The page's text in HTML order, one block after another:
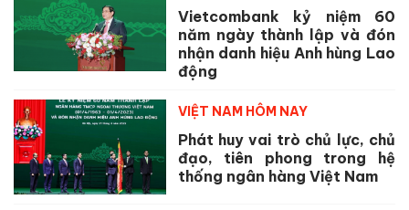
Vietcombank kỷ niệm 60
năm ngày thành lập và đón
nhận danh hiệu Anh hùng Lao
động
VIỆT NAM HÔM NAY
Phát huy vai trò chủ lực, chủ
đạo, tiên phong trong hệ
thống ngân hàng Việt Nam